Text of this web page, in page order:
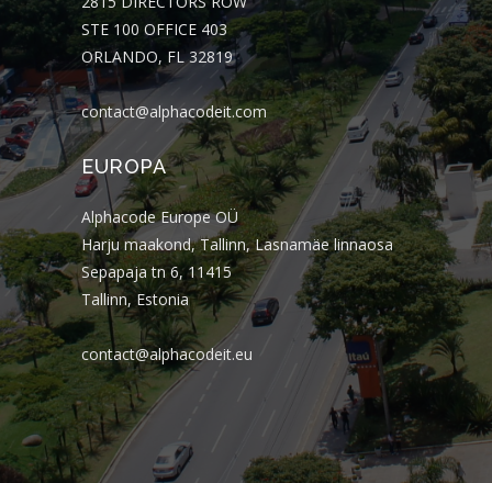
STE 100 OFFICE 403
ORLANDO, FL 32819
contact@alphacodeit.com
EUROPA
Alphacode Europe OÜ
Harju maakond, Tallinn, Lasnamäe linnaosa
Sepapaja tn 6, 11415
Tallinn, Estonia
contact@alphacodeit.eu